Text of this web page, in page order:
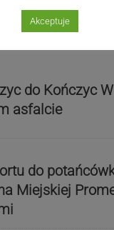
na wyciągnięcie
do Kończyc
asfalcie
do
Miejskiej
Akceptuje